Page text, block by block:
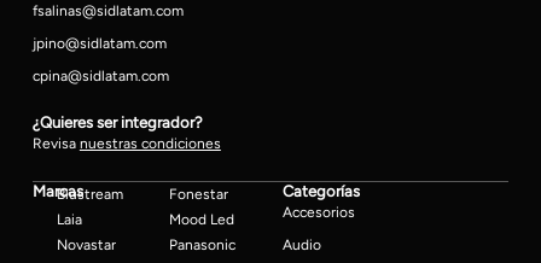
fsalinas@sidlatam.com
jpino@sidlatam.com
cpina@sidlatam.com
¿Quieres ser integrador?
Revisa nuestras condiciones
MarcasBlustream
Fonestar
Laia
Mood Led
Novastar
Panasonic
Categorías
Accesorios
Audio